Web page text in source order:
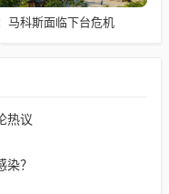
马科斯面临下台危机
热议
？